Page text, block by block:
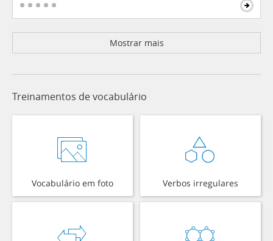
Mostrar mais
Treinamentos de vocabulário
Vocabulário em foto Verbos irregulares